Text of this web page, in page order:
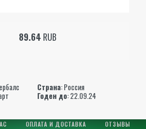
89.64 RUB
Страна: Россия
Годен до: 22.09.24
ОПЛАТА И ДОСТАВКА
ОТЗЫВЫ